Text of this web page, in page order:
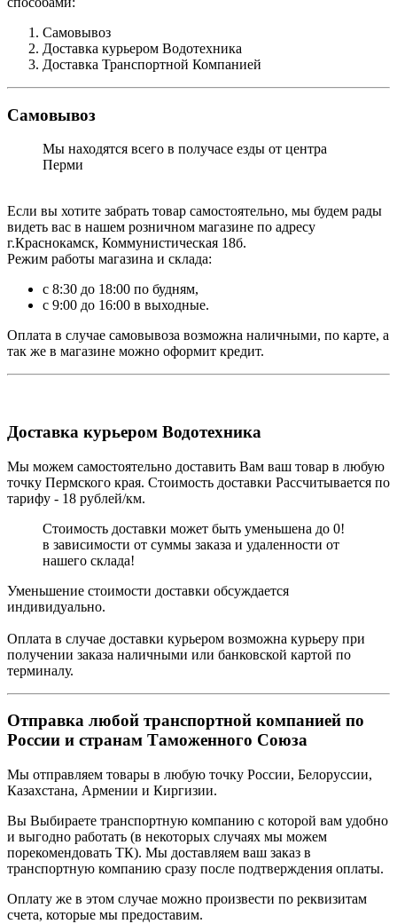
Самовывоз
Доставка курьером Водотехника
Доставка Транспортной Компанией
Самовывоз
Мы находятся всего в получасе езды от центра
Перми
Если вы хотите забрать товар самостоятельно, мы будем рады
видеть вас в нашем розничном магазине по адресу
г.Краснокамск, Коммунистическая 18б.
Режим работы магазина и склада:
с 8:30 до 18:00 по будням,
с 9:00 до 16:00 в выходные.
Оплата в случае самовывоза возможна наличными, по карте, а
так же в магазине можно оформит кредит.
Доставка курьером Водотехника
Мы можем самостоятельно доставить Вам ваш товар в любую
точку Пермского края. Стоимость доставки Рассчитывается по
тарифу - 18 рублей/км.
Стоимость доставки может быть уменьшена до 0!
в зависимости от суммы заказа и удаленности от
нашего склада!
Уменьшение стоимости доставки обсуждается
индивидуально.
Оплата в случае доставки курьером возможна курьеру при
получении заказа наличными или банковской картой по
терминалу.
Отправка любой транспортной компанией по
России и странам Таможенного Союза
Мы отправляем товары в любую точку России, Белоруссии,
Казахстана, Армении и Киргизии.
Вы Выбираете транспортную компанию с которой вам удобно
и выгодно работать (в некоторых случаях мы можем
порекомендовать ТК). Мы доставляем ваш заказ в
транспортную компанию сразу после подтверждения оплаты.
Оплату же в этом случае можно произвести по реквизитам
счета, которые мы предоставим.